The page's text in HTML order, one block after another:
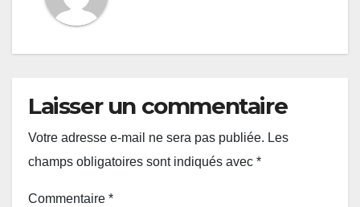
Laisser un commentaire
Votre adresse e-mail ne sera pas publiée. Les
champs obligatoires sont indiqués avec *
Commentaire *